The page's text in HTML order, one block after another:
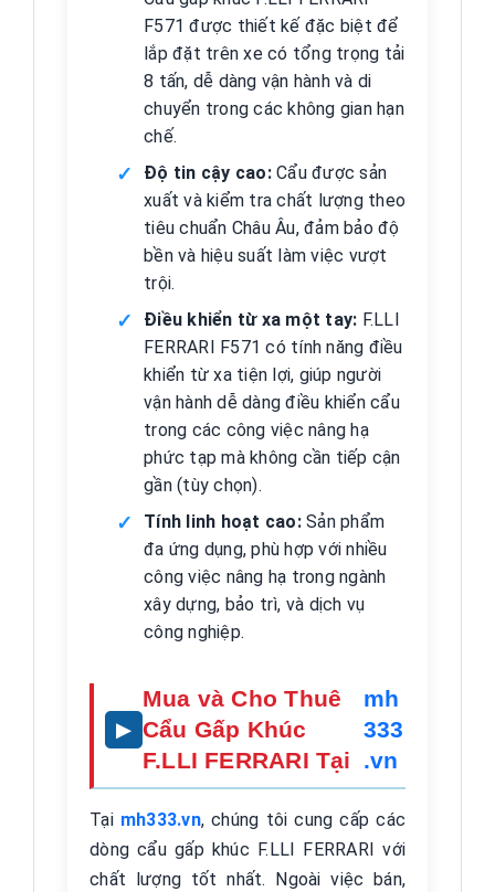
F571 được thiết kế đặc biệt để
lắp đặt trên xe có tổng trọng tải
8 tấn, dễ dàng vận hành và di
chuyển trong các không gian hạn
chế.
Độ tin cậy cao:Cẩu được sản
xuất và kiểm tra chất lượng theo
tiêu chuẩn Châu Âu, đảm bảo độ
bền và hiệu suất làm việc vượt
trội.
Điều khiển từ xa một tay: F.LLI
FERRARI F571 có tính năng điều
khiển từ xa tiện lợi, giúp người
vận hành dễ dàng điều khiển cẩu
trong các công việc nâng hạ
phức tạp mà không cần tiếp cận
gần (tùy chọn).
Tính linh hoạt cao:Sản phẩm
đa ứng dụng, phù hợp với nhiều
công việc nâng hạ trong ngành
xây dựng, bảo trì, và dịch vụ
công nghiệp.
Mua và Cho Thuê
Cẩu Gấp Khúc
F.LLI FERRARI Tại
mh
333
.vn
Tại mh333.vn, chúng tôi cung cấp các
dòng cẩu gấp khúc F.LLI FERRARI với
chất lượng tốt nhất. Ngoài việc bán,